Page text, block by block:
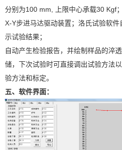
分别为100 mm, 上限中心承载30 Kgf；
X-Y步进马达驱动装置；洛氏试验软
示试验结果；
自动产生检验报告，并绘制样品的淬
储，下次试验时可直接调出试验方法
验方法和标定。
五、软件界面：